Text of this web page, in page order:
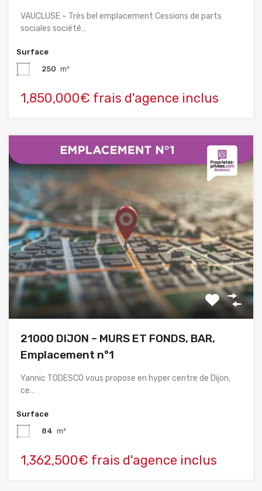
VAUCLUSE – Très bel emplacement Cessions de parts
sociales société…
Surface
250 m²
1,850,000€ frais d'agence inclus
21000 DIJON – MURS ET FONDS, BAR,
Emplacement n°1
Yannic TODESCO vous propose en hyper centre de Dijon,
ce…
Surface
84 m²
1,362,500€ frais d'agence inclus